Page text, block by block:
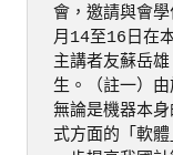
會，邀請與會
月14至16日在
主講者友蘇岳
生。（註一）
無論是機器本
式方面的「軟